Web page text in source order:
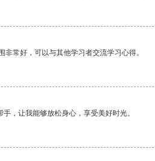
非常好，可以与其他学习者交流学习心得。
，让我能够放松身心，享受美好时光。